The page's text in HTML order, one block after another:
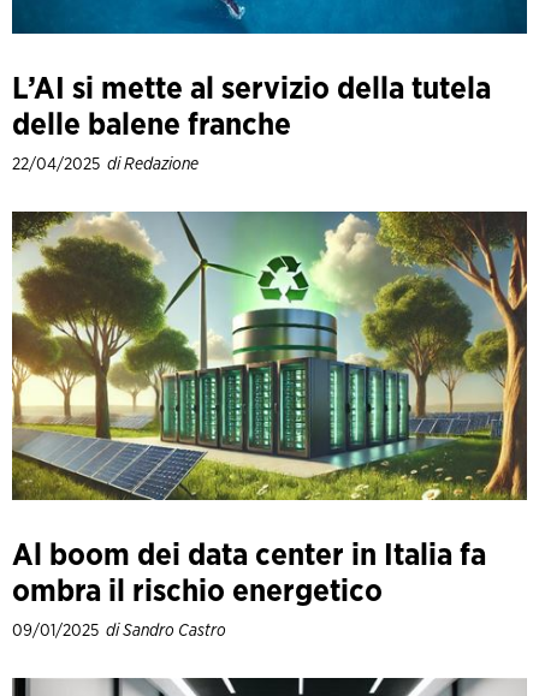
L’AI si mette al servizio della tutela
delle balene franche
22/04/2025 di Redazione
Al boom dei data center in Italia fa
ombra il rischio energetico
09/01/2025 di Sandro Castro